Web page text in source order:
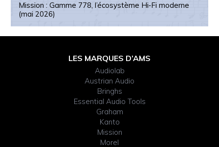
Mission : Gamme 778, l’écosystème Hi‑Fi moderne
(mai 2026)
LES MARQUES D’AMS
Audiolab
Austrian Audio
Bringhs
Essential Audio Tools
Graham
Kanto
Mission
Morel